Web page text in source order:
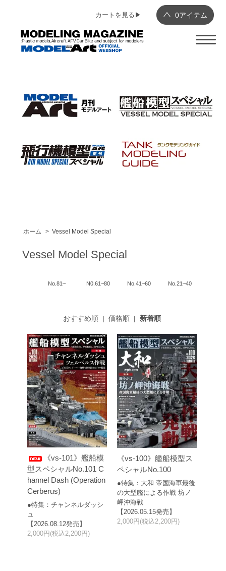
0アイテム
カートを見る▶︎
ホーム > Vessel Model Special
Vessel Model Special
No.81~ N0.61~80 No.41~60 No.21~40
おすすめ順 |価格順 | 新着順
《vs-101》艦船模
型スペシャルNo.101 C
hannel Dash (Operation
Cerberus)
●特集：チャンネルダッシ
ュ
【2026.08.12発売】
2,000円(税込2,200円)
《vs-100》艦船模型ス
ペシャルNo.100
●特集：大和 帝国海軍最後
の大型艦による作戦 坊ノ
岬沖海戦
【2026.05.15発売】
2,000円(税込2,200円)